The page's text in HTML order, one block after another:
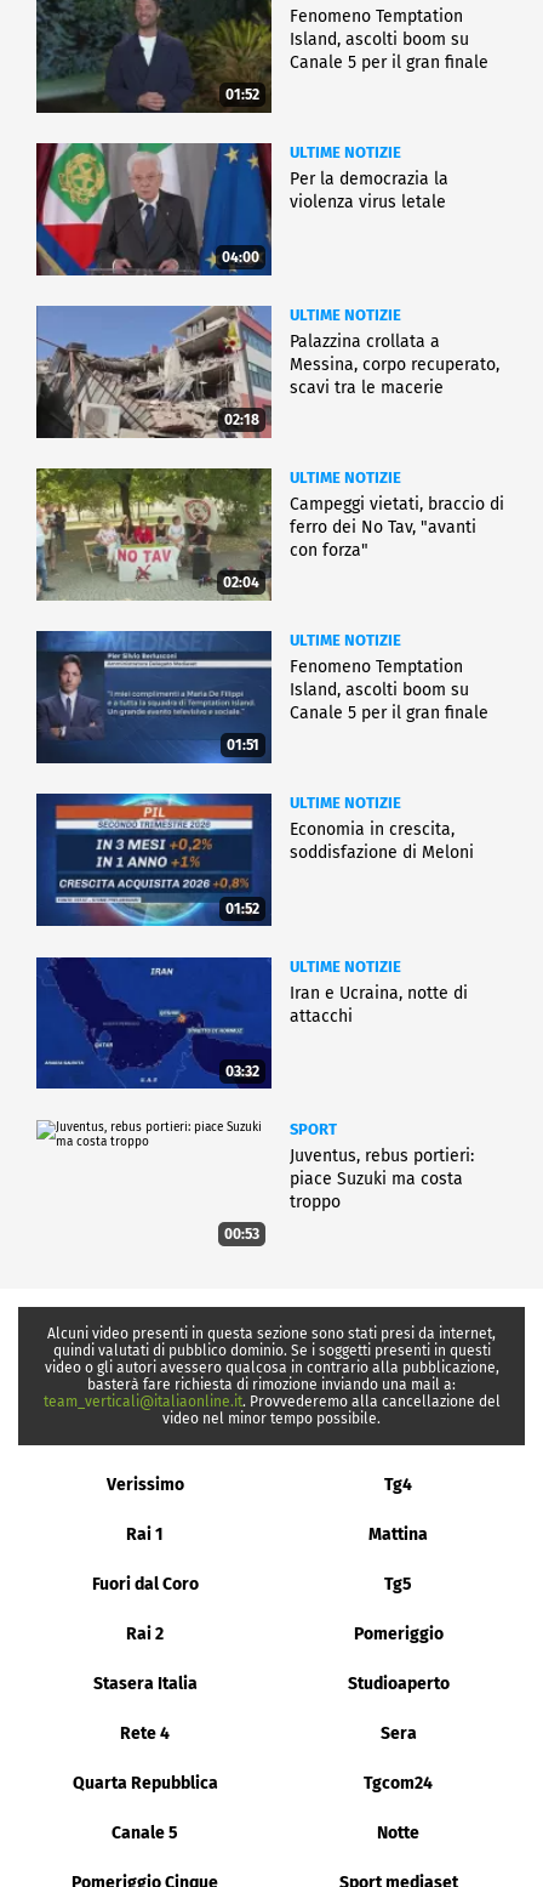
01:52
Fenomeno Temptation
Island, ascolti boom su
Canale 5 per il gran finale
04:00
ULTIME NOTIZIE
Per la democrazia la
violenza virus letale
02:18
ULTIME NOTIZIE
Palazzina crollata a
Messina, corpo recuperato,
scavi tra le macerie
02:04
ULTIME NOTIZIE
Campeggi vietati, braccio di
ferro dei No Tav, "avanti
con forza"
01:51
ULTIME NOTIZIE
Fenomeno Temptation
Island, ascolti boom su
Canale 5 per il gran finale
01:52
ULTIME NOTIZIE
Economia in crescita,
soddisfazione di Meloni
03:32
ULTIME NOTIZIE
Iran e Ucraina, notte di
attacchi
00:53
SPORT
Juventus, rebus portieri:
piace Suzuki ma costa
troppo
Alcuni video presenti in questa sezione sono stati presi da internet,
quindi valutati di pubblico dominio. Se i soggetti presenti in questi
video o gli autori avessero qualcosa in contrario alla pubblicazione,
basterà fare richiesta di rimozione inviando una mail a:
team_verticali@italiaonline.it. Provvederemo alla cancellazione del
video nel minor tempo possibile.
Verissimo Tg4
Rai 1 Mattina
Fuori dal Coro Tg5
Rai 2 Pomeriggio
Stasera Italia Studioaperto
Rete 4 Sera
Quarta Repubblica Tgcom24
Canale 5 Notte
Pomeriggio Cinque Sport mediaset